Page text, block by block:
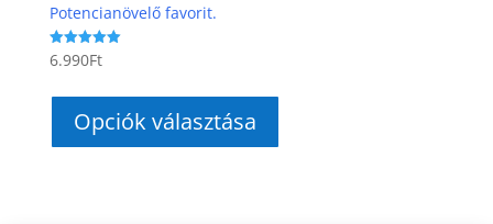
Potencianövelő favorit.
Értékelés:
5.00
6.990Ft
Opciók választása